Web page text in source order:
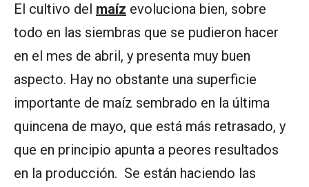
El cultivo del maíz evoluciona bien, sobre
todo en las siembras que se pudieron hacer
en el mes de abril, y presenta muy buen
aspecto. Hay no obstante una superficie
importante de maíz sembrado en la última
quincena de mayo, que está más retrasado, y
que en principio apunta a peores resultados
en la producción. Se están haciendo las